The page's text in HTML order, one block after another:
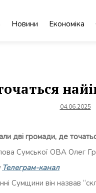
Новини Економіка
04.06.2025
дві громади, де
Сумської ОВА Олег
Телеграм-канал
Сумщини він назвав